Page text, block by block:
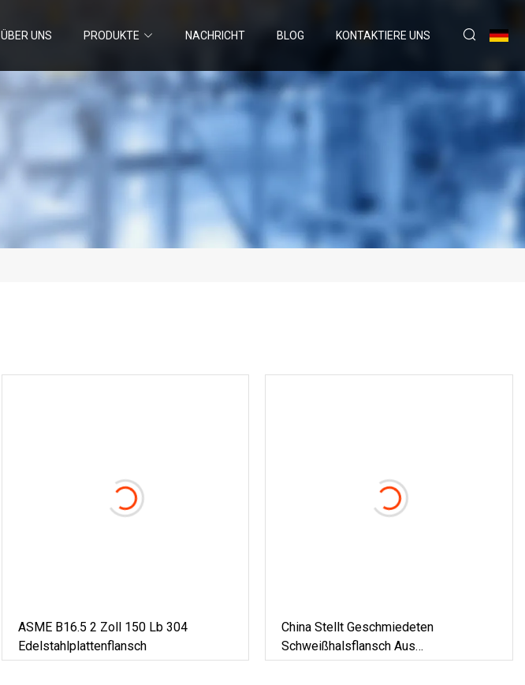
ÜBER UNS PRODUKTE NACHRICHT BLOG KONTAKTIERE UNS
ASME B16.5 2 Zoll 150 Lb 304
Edelstahlplattenflansch
China Stellt Geschmiedeten
Schweißhalsflansch Aus
Edelstahl/Kohlenstoffstahl Her